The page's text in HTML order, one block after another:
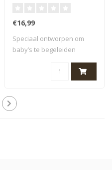
€16,99
Speciaal ontworpen om
baby’s te begeleiden